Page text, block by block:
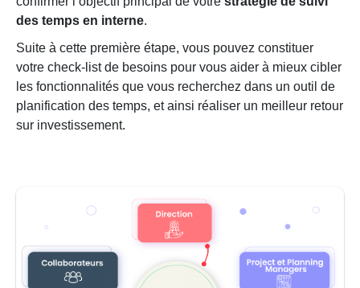
des temps en interne.
Suite à cette première étape, vous pouvez constituer
votre check-list de besoins pour vous aider à mieux cibler
les fonctionnalités que vous recherchez dans un outil de
planification des temps, et ainsi réaliser un meilleur retour
sur investissement.